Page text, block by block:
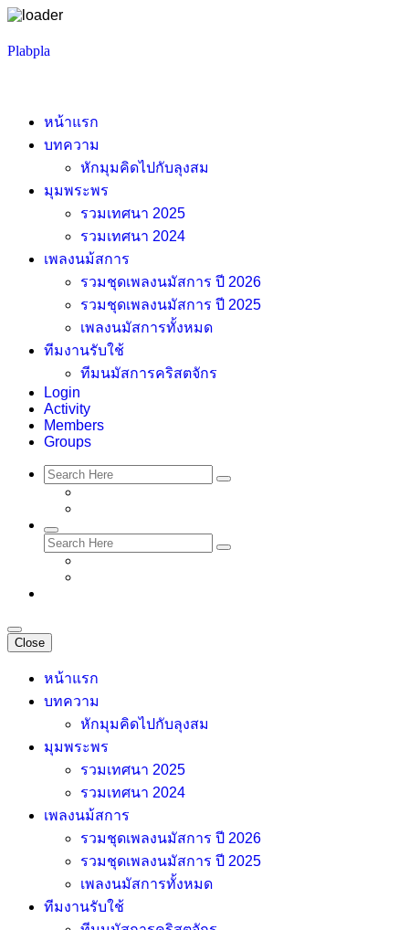
Skip
Plabpla
หน้าแรก
บทความ
หักมุมคิดไปกับลุงสม
มุมพระพร
รวมเทศนา 2025
รวมเทศนา 2024
เพลงนม้สการ
รวมชุดเพลงนมัสการ ปี 2026
รวมชุดเพลงนมัสการ ปี 2025
เพลงนมัสการทั้งหมด
ทีมงานรับใช้
ทีมนมัสการคริสตจักร
Login
Activity
Members
Groups
Close
หน้าแรก
บทความ
หักมุมคิดไปกับลุงสม
มุมพระพร
รวมเทศนา 2025
รวมเทศนา 2024
เพลงนม้สการ
รวมชุดเพลงนมัสการ ปี 2026
รวมชุดเพลงนมัสการ ปี 2025
เพลงนมัสการทั้งหมด
ทีมงานรับใช้